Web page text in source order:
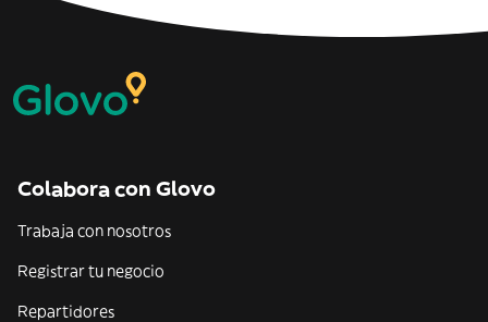
Colabora con Glovo
Trabaja con nosotros
Registrar tu negocio
Repartidores